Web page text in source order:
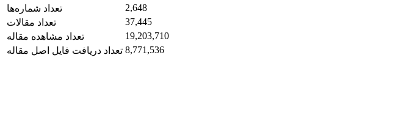
تعداد شماره‌ها
2,648
تعداد مقالات
37,445
تعداد مشاهده مقاله
19,203,710
تعداد دریافت فایل اصل مقاله 8,771,536